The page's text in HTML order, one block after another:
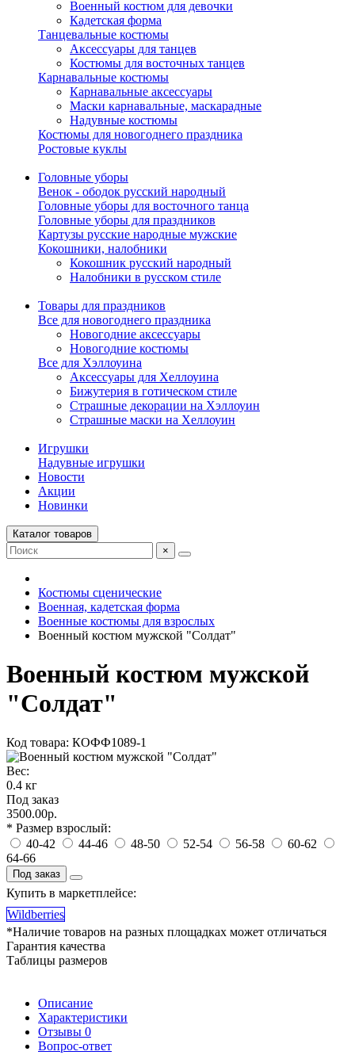
Военный костюм для девочки
Кадетская форма
Танцевальные костюмы
Аксессуары для танцев
Костюмы для восточных танцев
Карнавальные костюмы
Карнавальные аксессуары
Маски карнавальные, маскарадные
Надувные костюмы
Костюмы для новогоднего праздника
Ростовые куклы
Головные уборы
Венок - ободок русский народный
Головные уборы для восточного танца
Головные уборы для праздников
Картузы русские народные мужские
Кокошники, налобники
Кокошник русский народный
Налобники в русском стиле
Товары для праздников
Все для новогоднего праздника
Новогодние аксессуары
Новогодние костюмы
Все для Хэллоуина
Аксессуары для Хеллоуина
Бижутерия в готическом стиле
Страшные декорации на Хэллоуин
Страшные маски на Хеллоуин
Игрушки
Надувные игрушки
Новости
Акции
Новинки
Каталог товаров
×
Костюмы сценические
Военная, кадетская форма
Военные костюмы для взрослых
Военный костюм мужской "Солдат"
Военный костюм мужской
"Солдат"
Код товара: КОФФ1089-1
Вес:
0.4 кг
Под заказ
3500.00р.
* Размер взрослый:
40-42
44-46 48-50 52-54 56-58
60-62
64-66
Под заказ
Купить в маркетплейсе:
Wildberries
*Наличие товаров на разных площадках может отличаться
Гарантия качества
Таблицы размеров
Описание
Характеристики
Отзывы 0
Вопрос-ответ